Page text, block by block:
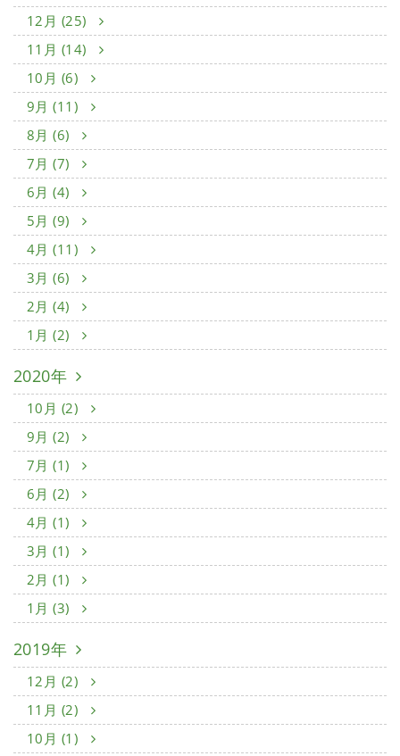
12月 (25)
11月 (14)
10月 (6)
9月 (11)
8月 (6)
7月 (7)
6月 (4)
5月 (9)
4月 (11)
3月 (6)
2月 (4)
1月 (2)
2020年
10月 (2)
9月 (2)
7月 (1)
6月 (2)
4月 (1)
3月 (1)
2月 (1)
1月 (3)
2019年
12月 (2)
11月 (2)
10月 (1)